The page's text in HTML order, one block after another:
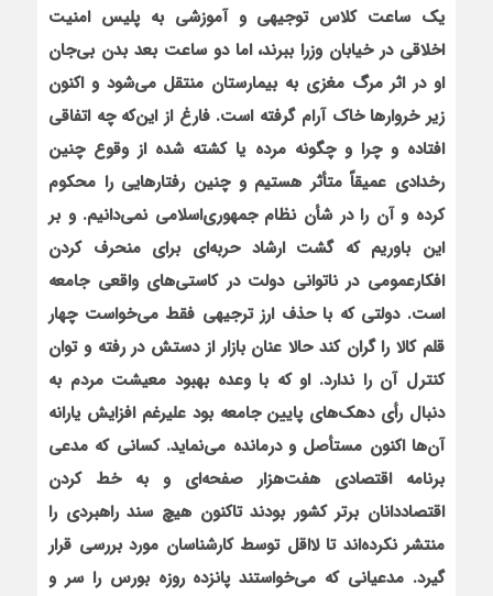
یک ساعت کلاس توجیهی و آموزشی به پلیس امنیت
اخلاقی در خیابان وزرا ببرند، اما دو ساعت بعد بدن بی‌جان
او در اثر مرگ مغزی به بیمارستان منتقل می‌شود و اکنون
زیر خروارها خاک آرام گرفته است. فارغ از این‌که چه اتفاقی
افتاده و چرا و چگونه مرده یا کشته شده از وقوع چنین
رخدادی عمیقاً متأثر هستیم و چنین رفتارهایی را محکوم
کرده و آن را در شأن نظام جمهوری‌اسلامی نمی‌دانیم. و بر
این باوریم که گشت ارشاد حربه‌ای برای منحرف کردن
افکارعمومی در ناتوانی دولت در کاستی‌های واقعی جامعه
است. دولتی که با حذف ارز ترجیهی فقط می‌خواست چهار
قلم کالا را گران کند حالا عنان بازار از دستش در رفته و توان
کنترل آن را ندارد. او که با وعده بهبود معیشت مردم به
دنبال رأی دهک‌های پایین جامعه بود علی‏رغم افزایش یارانه
آن‌ها اکنون مستأصل و درمانده می‌نماید. کسانی که مدعی
برنامه اقتصادی هفت‌هزار صفحه‌ای و به خط کردن
اقتصاددانان برتر کشور بودند تاکنون هیچ سند راهبردی را
منتشر نکرده‌اند تا لااقل توسط کارشناسان مورد بررسی قرار
گیرد. مدعیانی که می‌خواستند پانزده ‌روزه بورس را سر و